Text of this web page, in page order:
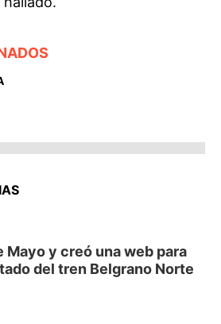
Mayo y creó una web para
del tren Belgrano Norte